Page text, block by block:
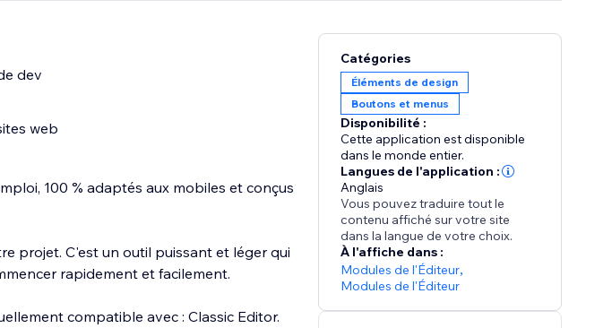
dev
web
100 % adaptés aux mobiles et conçus
projet. C'est un outil puissant et léger qui
rapidement et facilement.
compatible avec : Classic Editor.
Catégories
Éléments de design
Boutons et menus
Disponibilité :
Cette application est disponible
dans le monde entier.
Langues de l'application :
Anglais
Vous pouvez traduire tout le
contenu affiché sur votre site
dans la langue de votre choix.
À l'affiche dans :
Modules de l'Éditeur,
Modules de l'Éditeur